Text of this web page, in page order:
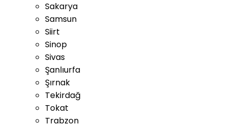
Sakarya
Samsun
Siirt
Sinop
Sivas
Şanlıurfa
Şırnak
Tekirdağ
Tokat
Trabzon